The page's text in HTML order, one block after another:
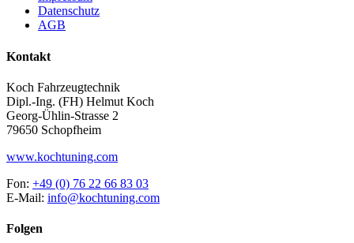
Datenschutz
AGB
Kontakt
Koch Fahrzeugtechnik
Dipl.-Ing. (FH) Helmut Koch
Georg-Ühlin-Strasse 2
79650 Schopfheim
www.kochtuning.com
Fon: +49 (0) 76 22 66 83 03
E-Mail: info@kochtuning.com
Folgen